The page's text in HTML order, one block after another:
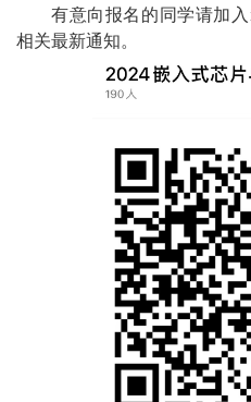
有意向报名的 同学请加入
相关最新通知。